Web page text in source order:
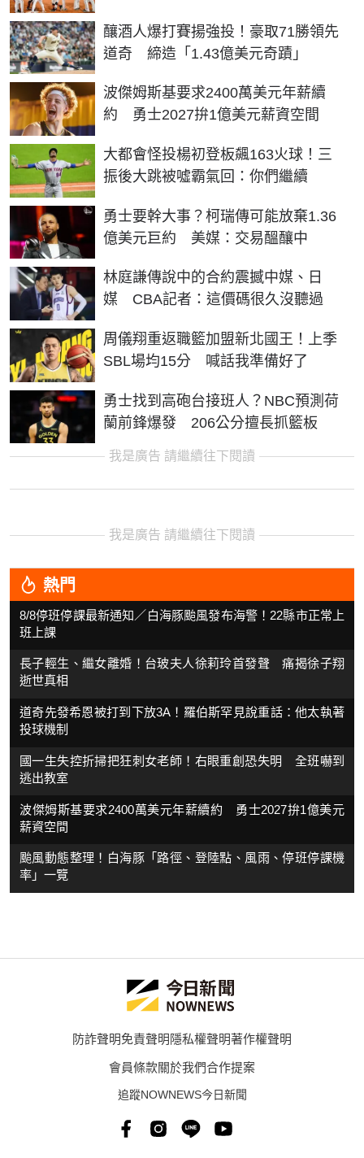
釀酒人爆打賽揚強投！豪取71勝領先
道奇 締造「1.43億美元奇蹟」
波傑姆斯基要求2400萬美元年薪續
約 勇士2027拚1億美元薪資空間
大都會怪投楊初登板飆163火球！三
振後大跳被噓霸氣回：你們繼續
勇士要幹大事？柯瑞傳可能放棄1.36
億美元巨約 美媒：交易醞釀中
林庭謙傳說中的合約震撼中媒、日
媒 CBA記者：這價碼很久沒聽過
周儀翔重返職籃加盟新北國王！上季
SBL場均15分 喊話我準備好了
勇士找到高砲台接班人？NBC預測荷
蘭前鋒爆發 206公分擅長抓籃板
我是廣告 請繼續往下閱讀
我是廣告 請繼續往下閱讀
熱門
8/8停班停課最新通知／白海豚颱風發布海警！22縣市正常上
班上課
長子輕生、繼女離婚！台玻夫人徐莉玲首發聲 痛揭徐子翔
逝世真相
道奇先發希恩被打到下放3A！羅伯斯罕見說重話：他太執著
投球機制
國一生失控折掃把狂刺女老師！右眼重創恐失明 全班嚇到
逃出教室
波傑姆斯基要求2400萬美元年薪續約 勇士2027拚1億美元
薪資空間
颱風動態整理！白海豚「路徑、登陸點、風雨、停班停課機
率」一覽
防詐聲明免責聲明隱私權聲明著作權聲明
會員條款關於我們合作提案
追蹤NOWNEWS今日新聞